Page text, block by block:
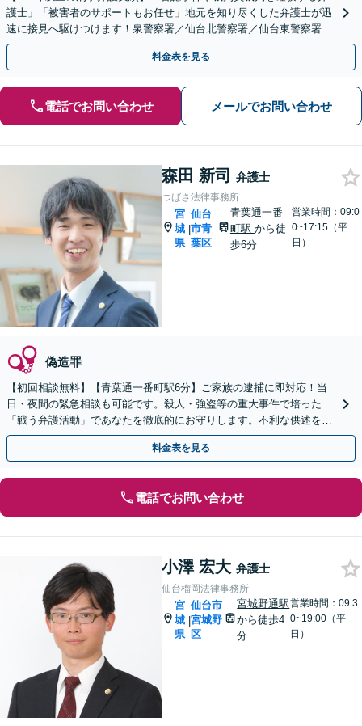
護士」「被害者のサポートもお任せ」地元を知り尽くした弁護士が迅
速に接見へ駆けつけます！泉警察署／仙台北警察署／仙台東警察署／
仙台南警察署／仙台中央警察署／若林警察署など
料金表を見る
電話でお問い合わせ メールでお問い合わせ
森田 新司 弁護士
つばさ法律事務所
宮
城
県
|
仙台
市青
葉区
青葉通一番
町駅 から徒
歩6分
営業時間：09:0
0~17:15（平
日）
偽造罪
【初回相談無料】【青葉通一番町駅6分】ご家族の逮捕に即対応！当
日・夜間の緊急相談も可能です。殺人・強盗等の重大事件で培った
「戦う弁護活動」であなたを徹底的にお守りします。不利な供述を防
ぐ在宅事件の取調べ同行もお任せください。
料金表を見る
電話でお問い合わせ
小澤 宏大 弁護士
仙台榴岡法律事務所
宮
城
県
|
仙台市
宮城野
区
宮城野通駅
から徒歩4
分
営業時間：09:3
0~19:00（平
日）